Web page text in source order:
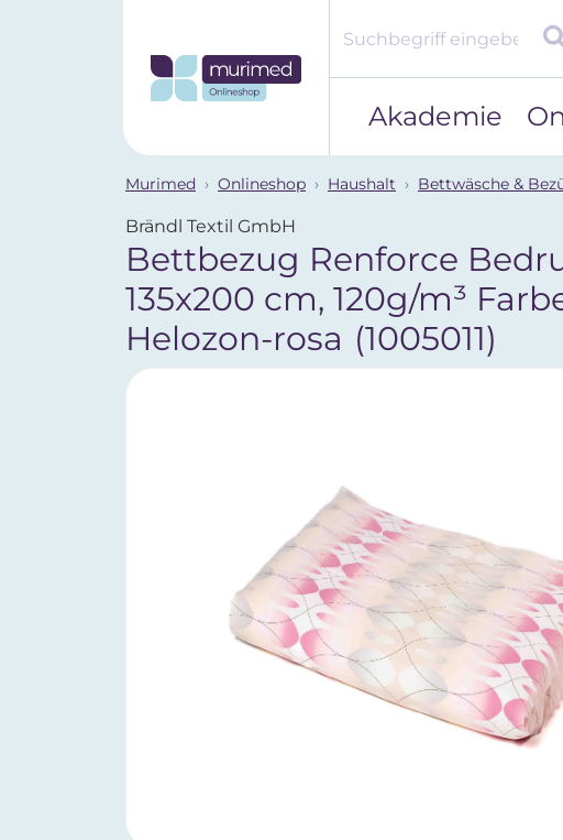
Akademie
Murimed Onlineshop Haushalt Bettwäsche &
Brändl Textil GmbH
Bettbezug Renforce
135x200 cm, 120g/m³
Helozon-rosa (1005011)